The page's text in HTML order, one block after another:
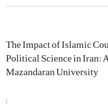
The Impact of Islamic
Political Science in Iran:
Mazandaran University